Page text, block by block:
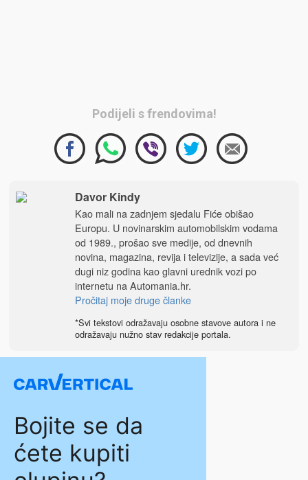
Podijeli s frendovima!
Davor Kindy
Kao mali na zadnjem sjedalu Fiće obišao
Europu. U novinarskim automobilskim vodama
od 1989., prošao sve medije, od dnevnih
novina, magazina, revija i televizije, a sada već
dugi niz godina kao glavni urednik vozi po
internetu naAutomania.hr.
Pročitaj moje druge članke
*Svi tekstovi odražavaju osobne stavove autora i ne
odražavaju nužno stav redakcije portala.